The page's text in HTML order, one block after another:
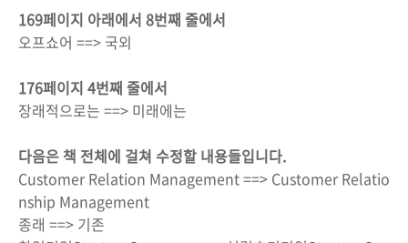
169페이지 아래에서 8번째 줄에서
오프쇼어 ==> 국외
176페이지 4번째 줄에서
장래적으로는 ==> 미래에는
다음은 책 전체에 걸쳐 수정할 내용들입니다.
Customer Relation Management ==> Customer Relatio
nship Management
종래 ==> 기존